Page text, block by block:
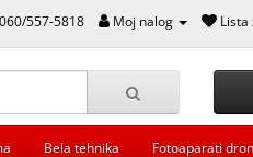
557-5818 Moj nalog Lista
Bela tehnika Fotoaparati